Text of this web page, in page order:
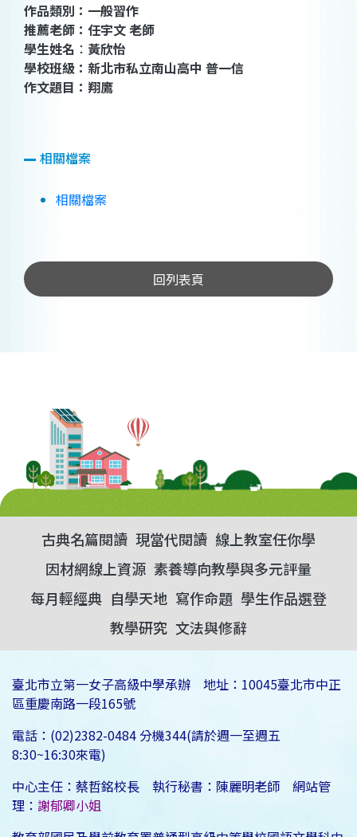
作品類別：一般習作
推薦老師：任宇文 老師
學生姓名 ： 黃欣怡
學校班級 ：新北市私立南山高中 普一信
作文題目 ： 翔鷹
相關檔案
相關檔案
回列表頁
古典名篇閱讀 現當代閱讀 線上教室任你學
因材網線上資源 素養導向教學與多元評量
每月輕經典 自學天地 寫作命題 學生作品選登
教學研究 文法與修辭
臺北市立第一女子高級中學承辦 地址：10045臺北市中正
區重慶南路一段165號
電話：(02)2382-0484 分機344(請於週一至週五
8:30~16:30來電)
中心主任：蔡哲銘校長 執行秘書：陳麗明老師 網站管
理： 謝郁卿小姐